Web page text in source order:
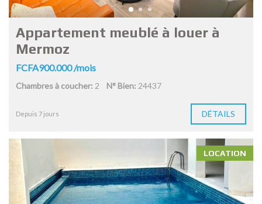
Appartement meublé à louer à
Mermoz
FCFA900.000 /mois
Chambres à coucher: 2 N° Bien: 24437
Depuis 7 jours DÉTAILS
LOCATION